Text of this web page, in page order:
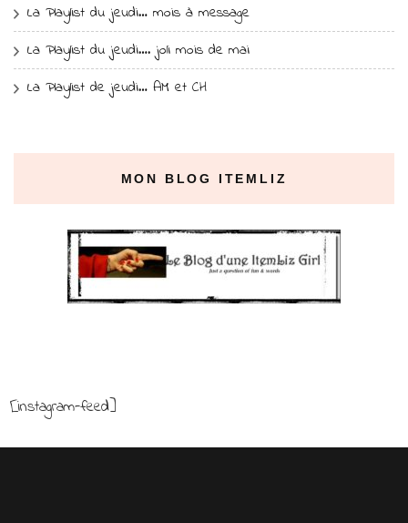
La Playlist du jeudi… mois à message
La Playlist du jeudi…. joli mois de mai
La Playlist de jeudi… AM et CH
MON BLOG ITEMLIZ
[instagram-feed]